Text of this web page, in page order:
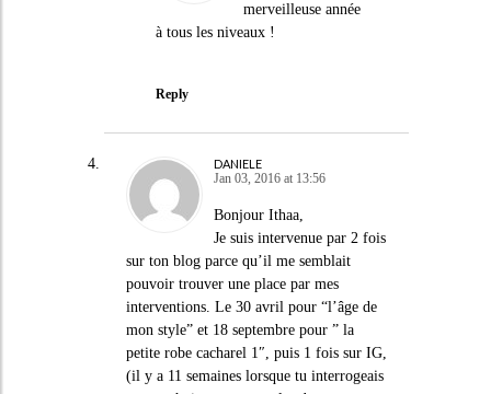
merveilleuse année
à tous les niveaux !
Reply
DANIELE
Jan 03, 2016 at 13:56
Bonjour Ithaa,
Je suis intervenue par 2 fois
sur ton blog parce qu’il me semblait
pouvoir trouver une place par mes
interventions. Le 30 avril pour “l’âge de
mon style” et 18 septembre pour ” la
petite robe cacharel 1″, puis 1 fois sur IG,
(il y a 11 semaines lorsque tu interrogeais